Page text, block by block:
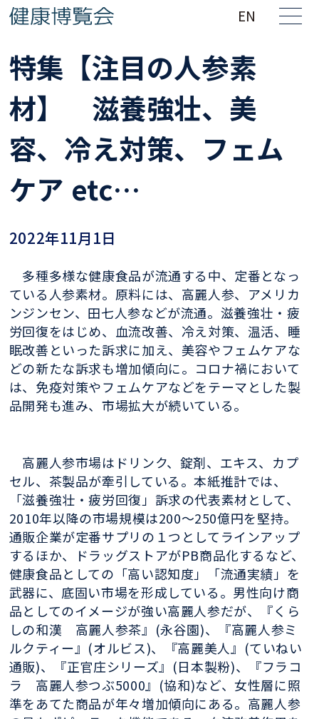
EN
特集【注目の人参素
材】 滋養強壮、美
容、冷え対策、フェム
ケア etc…
2022年11月1日
多種多様な健康食品が流通する中、定番となっ
ている人参素材。原料には、高麗人参、アメリカ
ンジンセン、田七人参などが流通。滋養強壮・疲
労回復をはじめ、血流改善、冷え対策、温活、睡
眠改善といった訴求に加え、美容やフェムケアな
どの新たな訴求も増加傾向に。コロナ禍において
は、免疫対策やフェムケアなどをテーマとした製
品開発も進み、市場拡大が続いている。
高麗人参市場はドリンク、錠剤、エキス、カプ
セル、茶製品が牽引している。本紙推計では、
「滋養強壮・疲労回復」訴求の代表素材として、
2010年以降の市場規模は200～250億円を堅持。
通販企業が定番サプリの１つとしてラインアップ
するほか、ドラッグストアがPB商品化するなど、
健康食品としての「高い認知度」「流通実績」を
武器に、底固い市場を形成している。男性向け商
品としてのイメージが強い高麗人参だが、『くら
しの和漢 高麗人参茶』 (永谷園)、『高麗人参ミ
ルクティー』 (オルビス)、『高麗美人』 (ていねい
通販)、『正官庄シリーズ』 (日本製粉)、『フラコ
ラ 高麗人参つぶ5000』 (協和)など、女性層に照
準をあてた商品が年々増加傾向にある。高麗人参